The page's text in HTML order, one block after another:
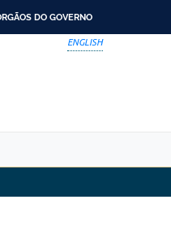
DO GOVERNO
ENGLISH